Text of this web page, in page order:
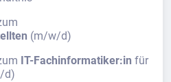
(m/w/d)
IT-Fachinformatiker:in für
d)